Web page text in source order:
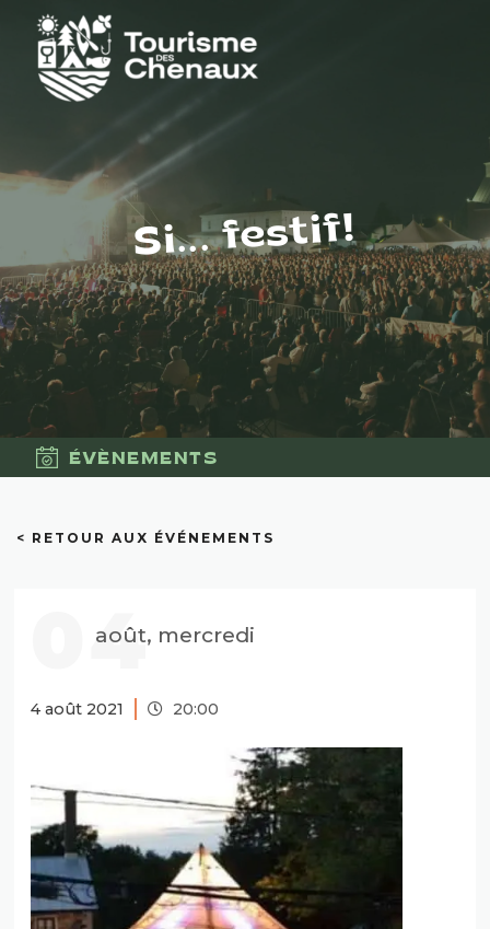
Si... festif!
ÉVÈNEMENTS
< RETOUR AUX ÉVÉNEMENTS
04
août, mercredi
4 août 2021 20:00